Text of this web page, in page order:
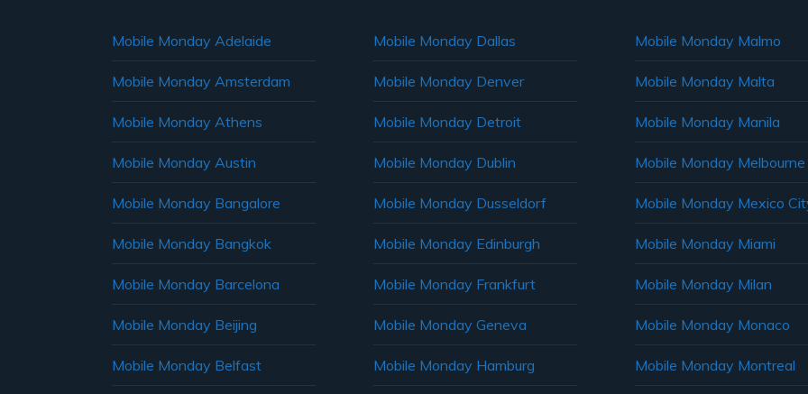
Mobile Monday Adelaide
Mobile Monday Amsterdam
Mobile Monday Athens
Mobile Monday Austin
Mobile Monday Bangalore
Mobile Monday Bangkok
Mobile Monday Barcelona
Mobile Monday Beijing
Mobile Monday Belfast
Mobile Monday Dallas
Mobile Monday Denver
Mobile Monday Detroit
Mobile Monday Dublin
Mobile Monday Dusseldorf
Mobile Monday Edinburgh
Mobile Monday Frankfurt
Mobile Monday Geneva
Mobile Monday Hamburg
Mobile Monday Malmo
Mobile Monday Malta
Mobile Monday Manila
Mobile Monday Melbourne
Mobile Monday Mexico
Mobile Monday Miami
Mobile Monday Milan
Mobile Monday Monaco
Mobile Monday Montreal